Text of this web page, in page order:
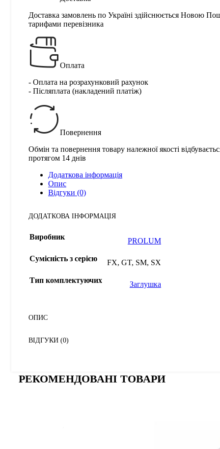
Доставка замовлень по Україні здійснюється Новою
тарифами перевізника
Оплата
- Оплата на розрахунковий рахунок
- Післяплата (накладений платіж)
Повернення
Обмін та повернення товару належної якості
протягом 14 днів
Додаткова інформація
Опис
Відгуки (0)
ДОДАТКОВА ІНФОРМАЦІЯ
Виробник PROLUM
Сумісність з серією FX, GT, SM, SX
Тип комплектуючих Заглушка
ОПИС
ВІДГУКИ (0)
РЕКОМЕНДОВАНІ ТОВАРИ